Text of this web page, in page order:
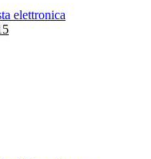
elettronica